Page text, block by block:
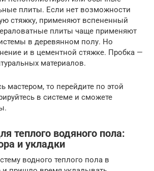
плиты. Если нет возможности
стяжку, применяют вспененный
плиты чаще применяют
в деревянном полу. Но
и в цементной стяжке. Пробка —
материалов.
мастером, то перейдите по этой
в системе и сможете
теплого водяного пола:
и укладки
водного теплого пола в